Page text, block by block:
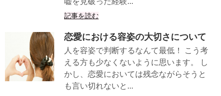
記事を読む
恋愛における容姿の大切さについて
人を容姿で判断するなんて最低！ こう考
える方も少なくないように思います。 し
かし、恋愛においては残念ながらそうと
も言い切れないと...